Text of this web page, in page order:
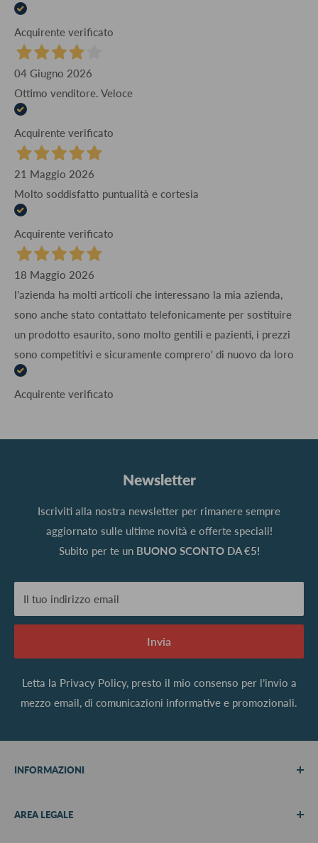
Acquirente verificato
04 Giugno 2026
Ottimo venditore. Veloce
Acquirente verificato
21 Maggio 2026
Molto soddisfatto puntualità e cortesia
Acquirente verificato
18 Maggio 2026
l'azienda ha molti articoli che interessano la mia azienda,
sono anche stato contattato telefonicamente per sostituire
un prodotto esaurito, sono molto gentili e pazienti, i prezzi
sono competitivi e sicuramente comprero' di nuovo da loro
Acquirente verificato
Newsletter
Iscriviti alla nostra newsletter per rimanere sempre
aggiornato sulle ultime novità e offerte speciali!
Subito per te un BUONO SCONTO DA €5!
Il tuo indirizzo email
Invia
Letta la Privacy Policy, presto il mio consenso per l’invio a
mezzo email, di comunicazioni informative e promozionali.
INFORMAZIONI
Metodi di pagamento
AREA LEGALE